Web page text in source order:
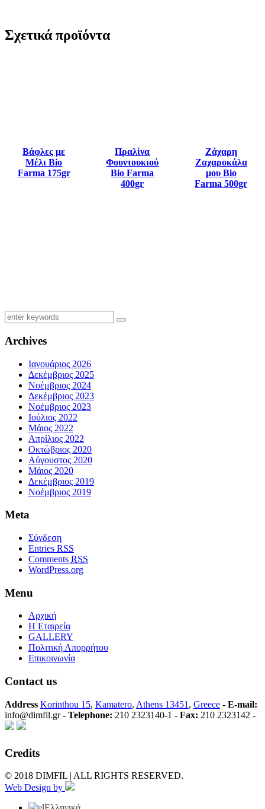
Σχετικά προϊόντα
Βάφλες με
Mέλι Βio
Farma 175gr
Πραλίνα
Φουντουκιού
Βio Farma
400gr
Ζάχαρη
Ζαχαροκάλα
μου Βio
Farma 500gr
Archives
Ιανουάριος 2026
Δεκέμβριος 2025
Νοέμβριος 2024
Δεκέμβριος 2023
Νοέμβριος 2023
Ιούλιος 2022
Μάιος 2022
Απρίλιος 2022
Οκτώβριος 2020
Αύγουστος 2020
Μάιος 2020
Δεκέμβριος 2019
Νοέμβριος 2019
Meta
Σύνδεση
Entries RSS
Comments RSS
WordPress.org
Menu
Αρχική
Η Εταιρεία
GALLERY
Πολιτική Απορρήτου
Επικοινωνία
Contact us
Address Korinthou 15, Kamatero, Athens 13451 , Greece - E-mail:
info@dimfil.gr - Telephone: 210 2323140-1 - Fax: 210 2323142 -
Credits
© 2018 DIMFIL | ALL RIGHTS RESERVED.
Web Design by